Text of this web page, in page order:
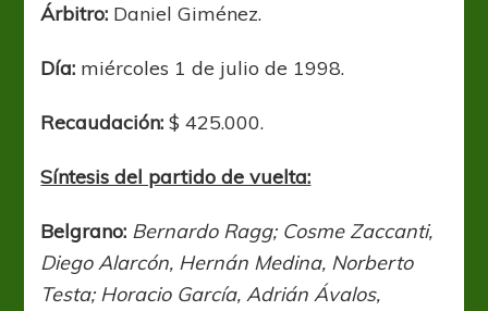
Árbitro: Daniel Giménez.
Día: miércoles 1 de julio de 1998.
Recaudación: $ 425.000.
Síntesis del partido de vuelta:
Belgrano: Bernardo Ragg; Cosme Zaccanti,
Diego Alarcón, Hernán Medina, Norberto
Testa; Horacio García, Adrián Ávalos,